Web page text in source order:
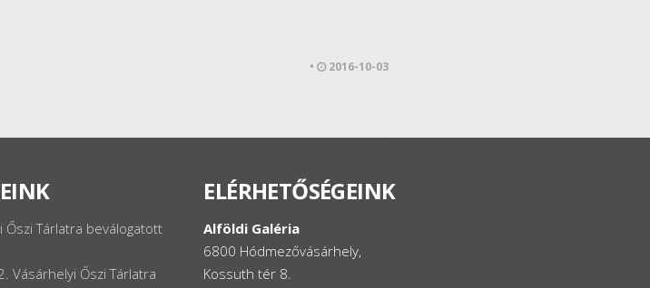
• 2016-10-03
Őszi Tárlatra beválogatott
Vásárhelyi Őszi Tárlatra
ELÉRHETŐSÉGEINK
Alföldi Galéria
6800 Hódmezővásárhely,
Kossuth tér 8.